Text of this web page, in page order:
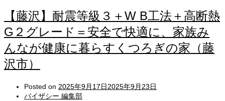
【藤沢】耐震等級３＋W B工法＋高断熱
G２グレード＝安全で快適に、家族み
んなが健康に暮らすくつろぎの家（藤
沢市）
Posted on 2025年9月17日2025年9月23日
バイザシー 編集部